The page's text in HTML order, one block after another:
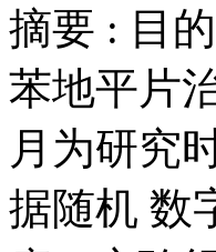
摘要 : 目
苯地平片
月为研究
据随机 数